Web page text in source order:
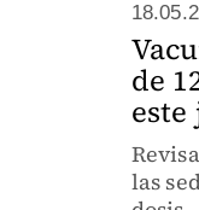
de
este
las